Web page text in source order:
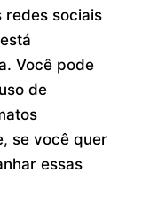
sociais
Você pode
de
se você quer
essas